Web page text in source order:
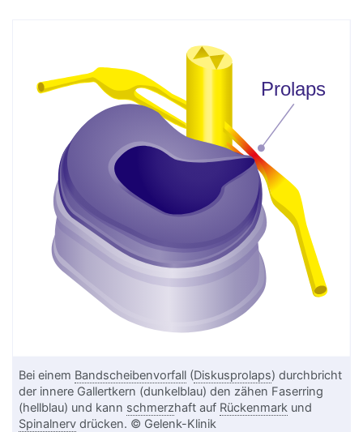
Bei einem Bandscheibenvorfall (Diskusprolaps) durchbricht
der innere Gallertkern (dunkelblau) den zähen Faserring
(hellblau) und kann schmerzhaft auf Rückenmark und
Spinalnerv drücken. © Gelenk-Klinik